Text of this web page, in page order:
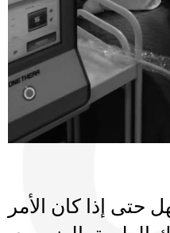
حتى إذا كان الأمر